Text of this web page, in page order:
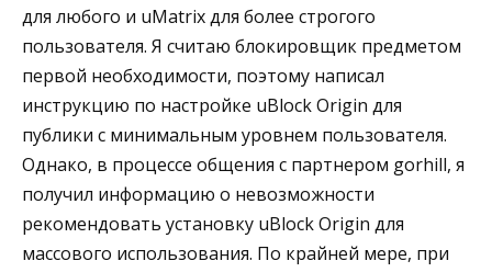
для любого и uMatrix для более строгого
пользователя. Я считаю блокировщик предметом
первой необходимости, поэтому написал
инструкцию по настройке uBlock Origin для
публики с минимальным уровнем пользователя.
Однако, в процессе общения с партнером gorhill, я
получил информацию о невозможности
рекомендовать установку uBlock Origin для
массового использования. По крайней мере, при